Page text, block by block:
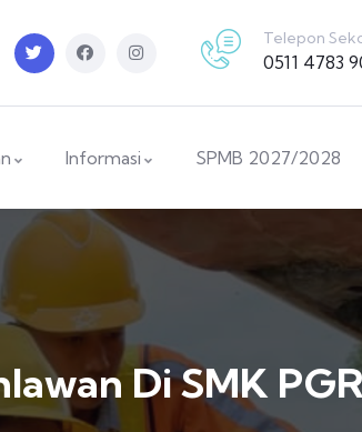
Telepon
0511 4783
Informasi SPMB 2027/2028
Di SMK